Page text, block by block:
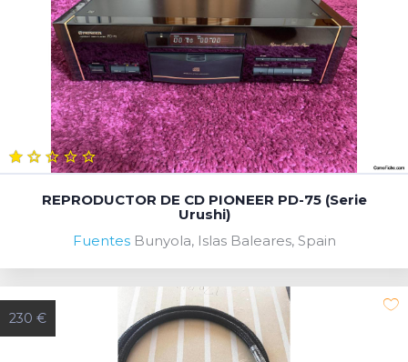
REPRODUCTOR DE CD PIONEER PD-75 (Serie
Urushi)
Fuentes Bunyola, Islas Baleares, Spain
230 €